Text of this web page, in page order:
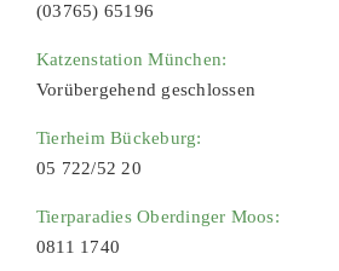
(03765) 65196
Katzenstation München:
Vorübergehend geschlossen
Tierheim Bückeburg:
05 722/52 20
Tierparadies Oberdinger Moos:
0811 1740